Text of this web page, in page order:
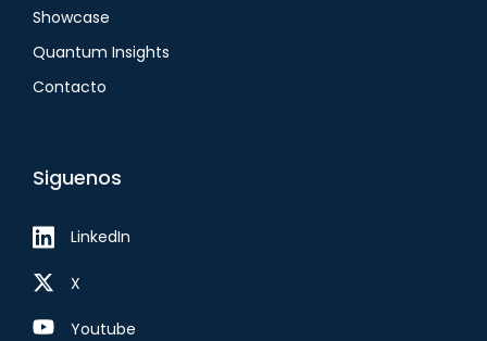
Showcase
Quantum Insights
Contacto
Siguenos
LinkedIn
X
Youtube